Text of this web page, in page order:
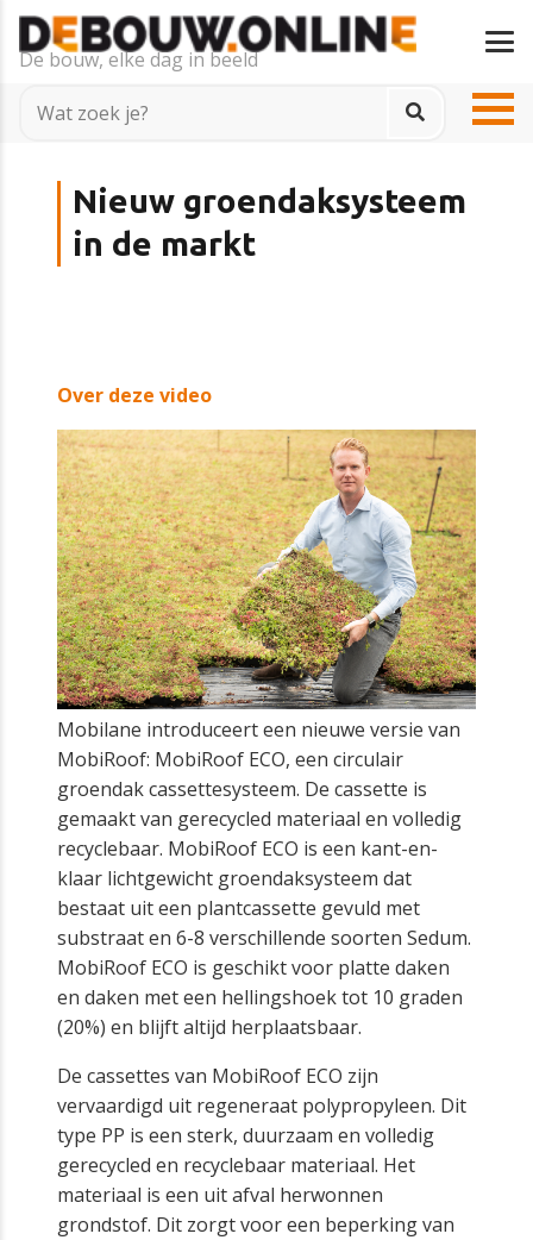
De bouw, elke dag in beeld
Nieuw groendaksysteem
in de markt
Over deze video
Mobilane introduceert een nieuwe versie van
MobiRoof: MobiRoof ECO, een circulair
groendak cassettesysteem. De cassette is
gemaakt van gerecycled materiaal en volledig
recyclebaar. MobiRoof ECO is een kant-en-
klaar lichtgewicht groendaksysteem dat
bestaat uit een plantcassette gevuld met
substraat en 6-8 verschillende soorten Sedum.
MobiRoof ECO is geschikt voor platte daken
en daken met een hellingshoek tot 10 graden
(20%) en blijft altijd herplaatsbaar.
De cassettes van MobiRoof ECO zijn
vervaardigd uit regeneraat polypropyleen. Dit
type PP is een sterk, duurzaam en volledig
gerecycled en recyclebaar materiaal. Het
materiaal is een uit afval herwonnen
grondstof. Dit zorgt voor een beperking van